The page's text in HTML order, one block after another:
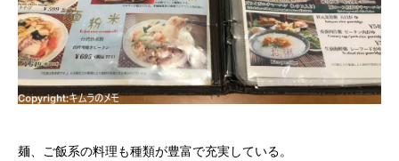
麺、ご飯系の料理も種類が豊富で充実している。